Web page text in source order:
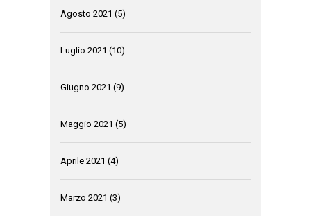
Agosto 2021 (5)
Luglio 2021 (10)
Giugno 2021 (9)
Maggio 2021 (5)
Aprile 2021 (4)
Marzo 2021 (3)